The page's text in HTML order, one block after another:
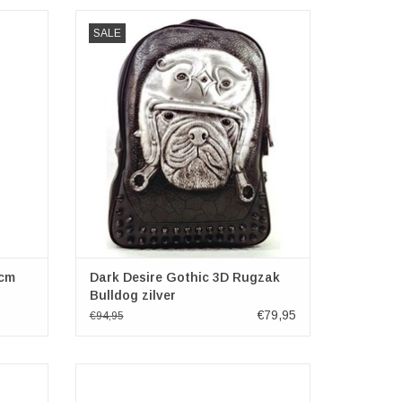
de
beeld
SALE
Gothic tassen Steampunk tassen - Gothic
3D Rugzak Bulldog zilver
TOEVOEGEN AAN WINKELWAGEN
Dark Desire Gothic 3D Rugzak
Bulldog zilver
€94,95 €79,95
zeker